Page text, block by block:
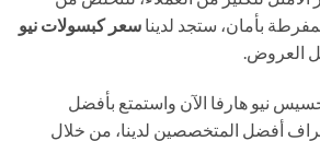
بأمان، ستجد لدينا سعر كبسولات نيو
العروض.
نيو هارفا الآن واستمتع بأفضل
أفضل المتخصصين لدينا، من خلال